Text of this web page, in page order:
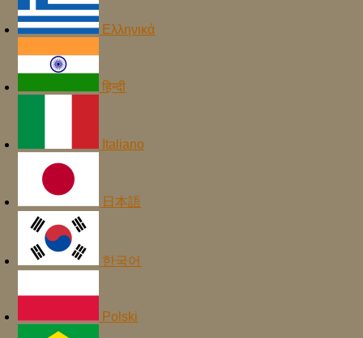
Ελληνικά
हिन्दी
Italiano
日本語
한국어
Polski